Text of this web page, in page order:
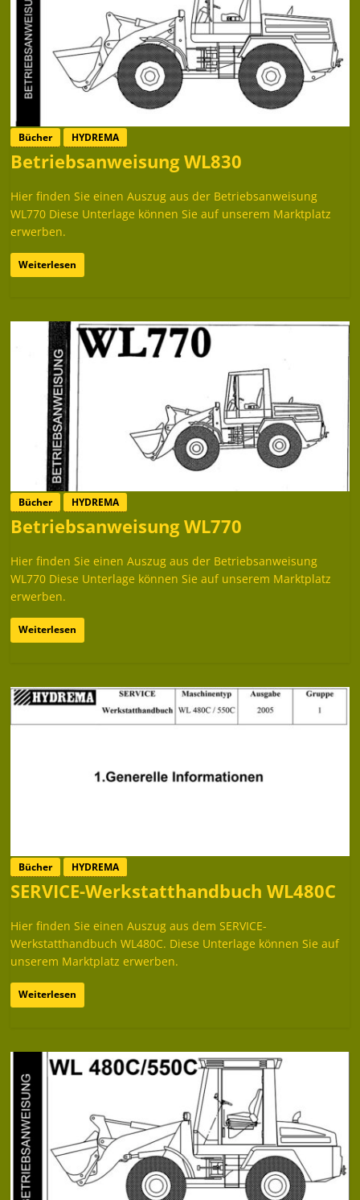
Bücher HYDREMA
Betriebsanweisung WL830
Hier finden Sie einen Auszug aus der Betriebsanweisung
WL770 Diese Unterlage können Sie auf unserem Marktplatz
erwerben.
Weiterlesen
Bücher HYDREMA
Betriebsanweisung WL770
Hier finden Sie einen Auszug aus der Betriebsanweisung
WL770 Diese Unterlage können Sie auf unserem Marktplatz
erwerben.
Weiterlesen
Bücher HYDREMA
SERVICE-Werkstatthandbuch WL480C
Hier finden Sie einen Auszug aus dem SERVICE-
Werkstatthandbuch WL480C. Diese Unterlage können Sie auf
unserem Marktplatz erwerben.
Weiterlesen